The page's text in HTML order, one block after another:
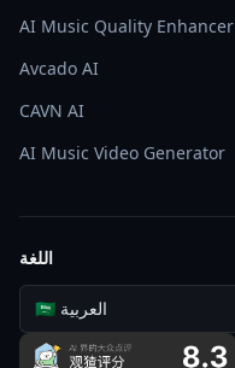
AI Music Quality Enhancer
Avcado AI
CAVN AI
AI Music Video Generator
اللغة
🇸🇦 العربية